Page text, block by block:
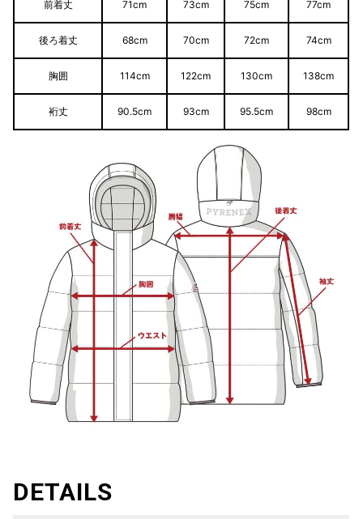
前着丈 71cm 73cm 75cm 77cm
後ろ着丈 68cm 70cm 72cm 74cm
胸囲 114cm 122cm 130cm 138cm
裄丈 90.5cm 93cm 95.5cm 98cm
DETAILS